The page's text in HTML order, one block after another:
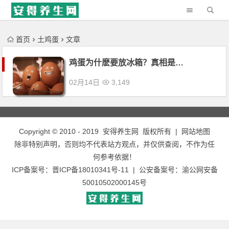
'); })();
首页 土鸡蛋 文章
鸡蛋为什麽要放冰箱？真相是…
02月14日 3,149
Copyright © 2010 - 2019 安得养生网 版权所有 |
网站地图
除非特别声明，否则均不代表站方观点，并仅供查阅，不作为任
何参考依据！
ICP备案号： 晋ICP备18010341号-11 | 公安备案号： 渝公网安备
50010502000145号